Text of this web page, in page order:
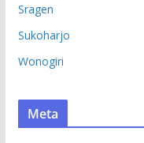
Sragen
Sukoharjo
Wonogiri
Meta